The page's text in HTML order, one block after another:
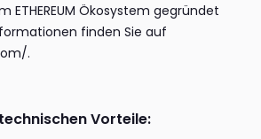
ETHEREUM Ökosystem gegründet
finden Sie auf
.
Vorteile: